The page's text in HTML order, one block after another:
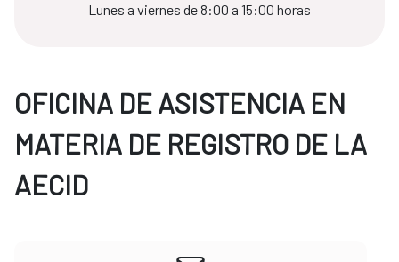
Lunes a viernes de 8:00 a 15:00 horas
OFICINA DE ASISTENCIA EN
MATERIA DE REGISTRO DE LA
AECID